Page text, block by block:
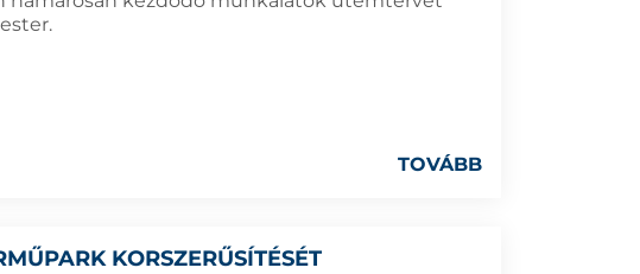
TOVÁBB
KORSZERŰSÍTÉSÉT